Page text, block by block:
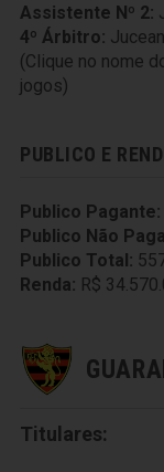
Assistente Nº 2:
4º Árbitro:
(Clique no nome
jogos)
PUBLICO E
Publico Pagante:
Publico Não
Publico Total:
Renda: R$
Titulares: